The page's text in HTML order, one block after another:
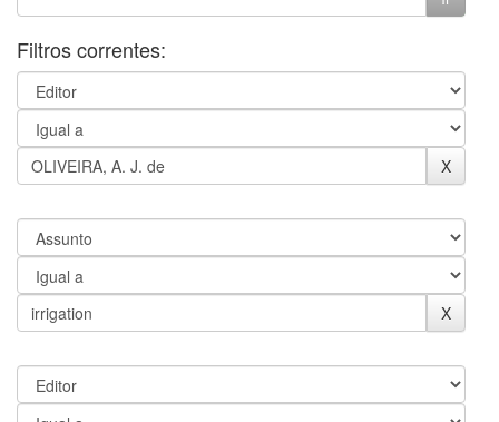
Filtros correntes: